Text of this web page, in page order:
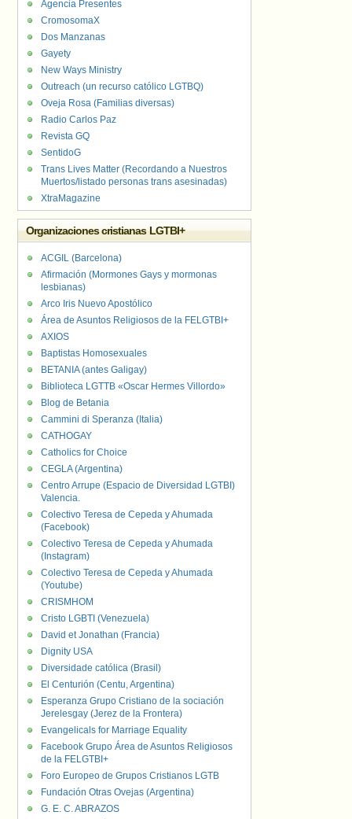
Agencia Presentes
CromosomaX
Dos Manzanas
Gayety
New Ways Ministry
Outreach (un recurso católico LGTBQ)
Oveja Rosa (Familias diversas)
Radio Carlos Paz
Revista GQ
SentidoG
Trans Lives Matter (Recordando a Nuestros
Muertos/listado personas trans asesinadas)
XtraMagazine
Organizaciones cristianas LGTBI+
ACGIL (Barcelona)
Afirmación (Mormones Gays y mormonas
lesbianas)
Arco Iris Nuevo Apostólico
Área de Asuntos Religiosos de la FELGTBI+
AXIOS
Baptistas Homosexuales
BETANIA (antes Galigay)
Biblioteca LGTTB «Oscar Hermes Villordo»
Blog de Betania
Cammini di Speranza (Italia)
CATHOGAY
Catholics for Choice
CEGLA (Argentina)
Centro Arrupe (Espacio de Diversidad LGTBI)
Valencia.
Colectivo Teresa de Cepeda y Ahumada
(Facebook)
Colectivo Teresa de Cepeda y Ahumada
(Instagram)
Colectivo Teresa de Cepeda y Ahumada
(Youtube)
CRISMHOM
Cristo LGBTI (Venezuela)
David et Jonathan (Francia)
Dignity USA
Diversidade católica (Brasil)
El Centurión (Centu, Argentina)
Esperanza Grupo Cristiano de la sociación
Jerelesgay (Jerez de la Frontera)
Evangelicals for Marriage Equality
Facebook Grupo Área de Asuntos Religiosos
de la FELGTBI+
Foro Europeo de Grupos Cristianos LGTB
Fundación Otras Ovejas (Argentina)
G. E. C. ABRAZOS